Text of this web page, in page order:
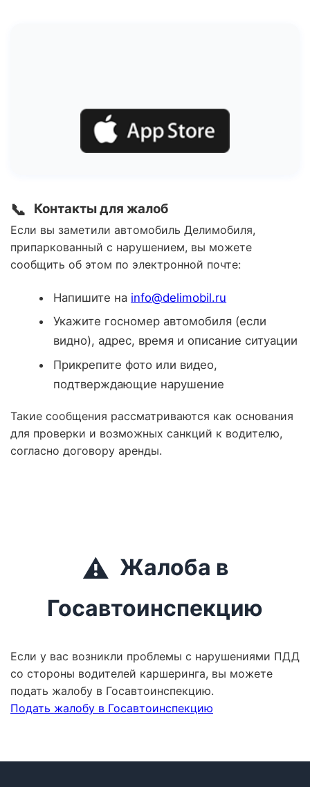
📞 Контакты для жалоб
Если вы заметили автомобиль Делимобиля,
припаркованный с нарушением, вы можете
сообщить об этом по электронной почте:
Напишите на info@delimobil.ru
Укажите госномер автомобиля (если
видно), адрес, время и описание ситуации
Прикрепите фото или видео,
подтверждающие нарушение
Такие сообщения рассматриваются как основания
для проверки и возможных санкций к водителю,
согласно договору аренды.
⚠️ Жалоба в
Госавтоинспекцию
Если у вас возникли проблемы с нарушениями ПДД
со стороны водителей каршеринга, вы можете
подать жалобу в Госавтоинспекцию.
Подать жалобу в Госавтоинспекцию